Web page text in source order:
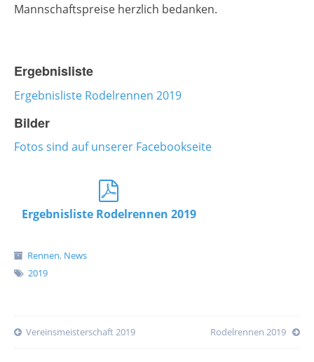
Mannschaftspreise herzlich bedanken.
Ergebnisliste
Ergebnisliste Rodelrennen 2019
Bilder
Fotos sind auf unserer Facebookseite
Ergebnisliste Rodelrennen 2019
Rennen, News
2019
Post
Vereinsmeisterschaft 2019 Rodelrennen 2019